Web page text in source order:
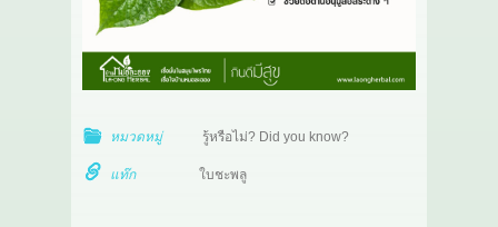
หมวดหมู่ รู้หรือไม่? Did you know?
แท๊ก ใบชะพลู